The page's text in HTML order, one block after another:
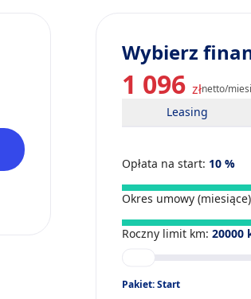
Wybierz
1 096 złnetto/
Leasing
Opłata na start: 10 %
Okres umowy
Roczny limit km: 20000
Pakiet: Start